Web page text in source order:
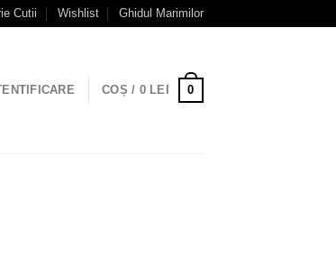
Cutii Wishlist Ghidul Marimilor
COȘ / 0 LEI 0